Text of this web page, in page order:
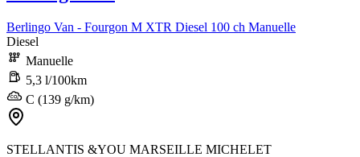
Berlingo Van - Fourgon M XTR Diesel 100 ch Manuelle
Diesel
Manuelle
5,3 l/100km
C (139 g/km)
STELLANTIS &YOU MARSEILLE MICHELET